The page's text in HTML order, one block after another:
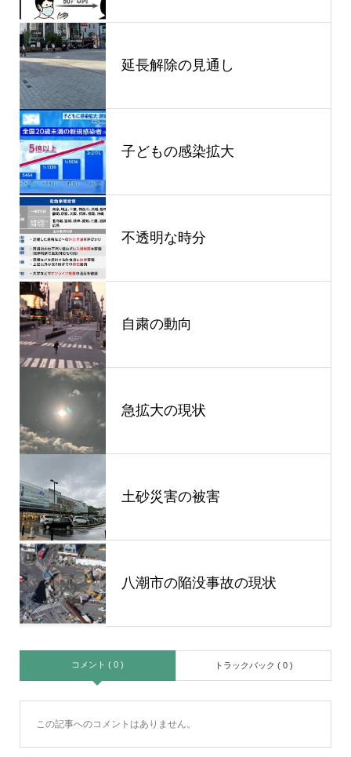
延長解除の見通し
子どもの感染拡大
不透明な時分
自粛の動向
急拡大の現状
土砂災害の被害
八潮市の陥没事故の現状
コメント ( 0 ) トラックバック ( 0 )
この記事へのコメントはありません。